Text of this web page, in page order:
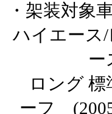
・架装対象
ハイエース
ー
ロング 標
ーフ